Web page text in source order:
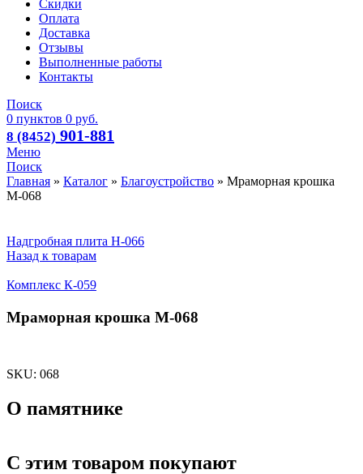
Скидки
Оплата
Доставка
Отзывы
Выполненные работы
Контакты
Поиск
0 пунктов 0 руб.
8 (8452) 901-881
Меню
Поиск
Главная » Каталог » Благоустройство » Мраморная крошка
М-068
Надгробная плита Н-066
Назад к товарам
Комплекс К-059
Мраморная крошка М-068
SKU: 068
О памятнике
С этим товаром покупают